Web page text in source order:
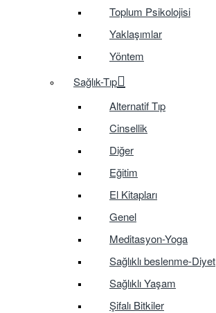
Toplum Psikolojisi
Yaklaşımlar
Yöntem
Sağlık-Tıp
Alternatif Tıp
Cinsellik
Diğer
Eğitim
El Kitapları
Genel
Meditasyon-Yoga
Sağlıklı beslenme-Diyet
Sağlıklı Yaşam
Şifalı Bitkiler